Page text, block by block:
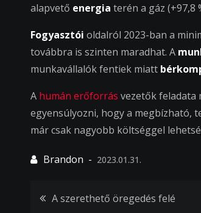
alapvető energia terén a gáz (+97,8
Fogyasztói oldalról 2023-ban a
továbbra is szinten maradhat. A
munkavállalók fentiek miatt
A humán erőforrás vezetők feladata
egyensúlyozni, hogy a megbízható,
már csak nagyobb költséggel
2023.01.31.
A szerethető öregedés felé